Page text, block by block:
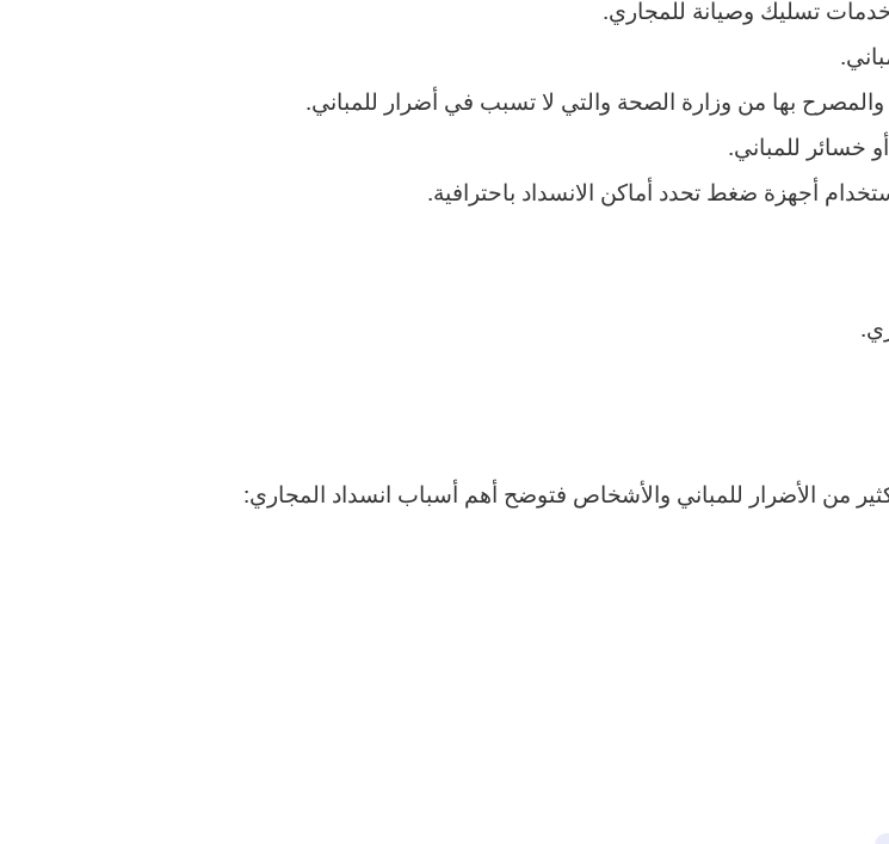
خدمات تسليك وصيانة للمجاري.
بها من وزارة الصحة والتي لا تسبب في أضرار للمباني.
خسائر للمباني.
أجهزة ضغط تحدد أماكن الانسداد باحترافية.
من الأضرار للمباني والأشخاص فتوضح أهم أسباب انسداد المجاري: